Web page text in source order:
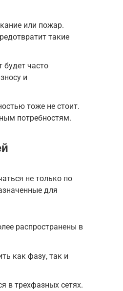
или пожар.
такие
будет часто
и
тоже не стоит.
потребностям.
не только по
для
распространены в
как фазу, так и
в трехфазных сетях.